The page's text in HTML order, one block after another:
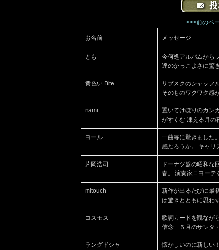
<<<前のペ
お名前 メッセージ
とも
今何処アルバムから
達のかっこよさに驚
黄色い Bite
サブスクのシャッフ
そのものワクワク感
nami
置いてけぼりのカン
がすくむ 凍える月の
ヨール
一曲毎に驚きました
感だろうか。 キャリ
片岡浩司
ドーナツ盤の昭和な
春。 演奏家コヨーテ
mitouch
新作が出るたびに最
は驚きとともに思わ
コスモス
歌詞カードを観なが
信念 ５月のサンタ
ラングドシャ
懐かしいのに新しい